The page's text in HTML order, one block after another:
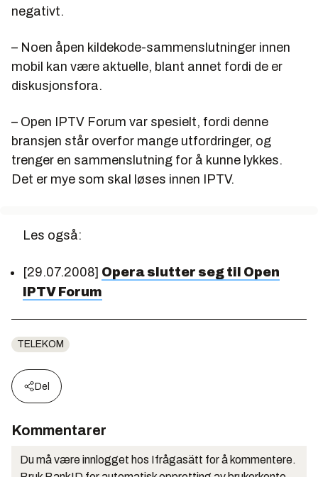
negativt.
– Noen åpen kildekode-sammenslutninger innen
mobil kan være aktuelle, blant annet fordi de er
diskusjonsfora.
– Open IPTV Forum var spesielt, fordi denne
bransjen står overfor mange utfordringer, og
trenger en sammenslutning for å kunne lykkes.
Det er mye som skal løses innen IPTV.
Les også:
[29.07.2008] Opera slutter seg til Open
IPTV Forum
TELEKOM
Del
Kommentarer
Du må være innlogget hos Ifrågasätt for å kommentere.